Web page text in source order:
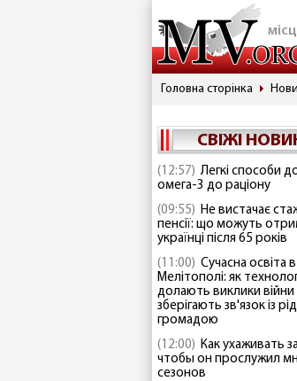
Головна сторінка
СВІЖІ
(12:57) Легкі способи
омега-3 до раціону
(09:55) Не вистачає
пенсії: що можуть
українці після 65 років
(11:00) Сучасна освіта в
Мелітополі: як
долають виклики війни
зберігають зв'язок із
громадою
(12:00) Как ухаживать
чтобы он прослужил
сезонов